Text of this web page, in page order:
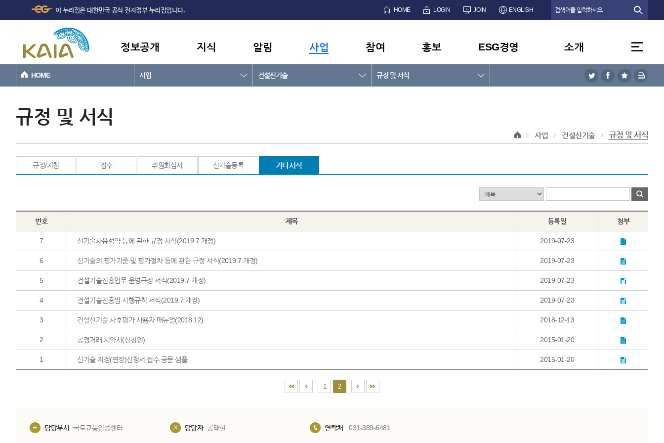
본문바로가기
이 누리집은 대한민국 공식 전자정부 누리집입니다. HOME LOGIN JOIN ENGLISH
정보공개 지식 알림 사업 참여 홍보 ESG경영 소개
HOME 사업 건설신기술 규정 및 서식
규정 및 서식
사업 건설신기술 규정 및 서식
규정/지침 접수 위원회심사 신기술등록 기타서식
번호 제목 등록일 첨부
7 신기술사용협약 등에 관한 규정 서식(2019.7 개정) 2019-07-23
6 신기술의 평가기준 및 평가절차 등에 관한 규정 서식(2019.7 개정) 2019-07-23
5 건설기술진흥업무 운영규정 서식(2019.7 개정) 2019-07-23
4 건설기술진흥법 시행규칙 서식(2019.7 개정) 2019-07-23
3 건설신기술 사후평가 사용자 매뉴얼(2018.12) 2018-12-13
2 공정거래 서약서(신청인) 2015-01-20
1 신기술 지정(연장)신청서 접수 공문 샘플 2015-01-20
1 2
담당부서 국토교통인증센터 담당자 공태현 연락처 031-389-6481